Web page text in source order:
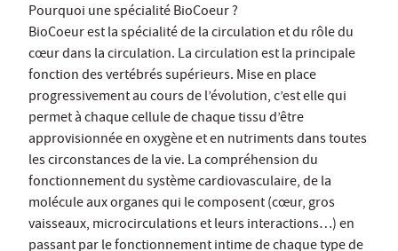
Pourquoi une spécialité BioCoeur ?
BioCoeur est la spécialité de la circulation et du rôle du
cœur dans la circulation. La circulation est la principale
fonction des vertébrés supérieurs. Mise en place
progressivement au cours de l’évolution, c’est elle qui
permet à chaque cellule de chaque tissu d’être
approvisionnée en oxygène et en nutriments dans toutes
les circonstances de la vie. La compréhension du
fonctionnement du système cardiovasculaire, de la
molécule aux organes qui le composent (cœur, gros
vaisseaux, microcirculations et leurs interactions…) en
passant par le fonctionnement intime de chaque type de